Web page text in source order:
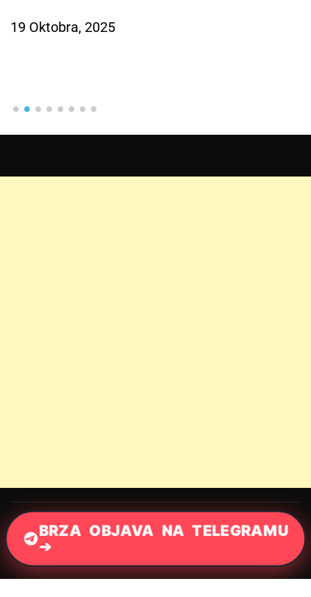
BRZA OBJAVA NA TELEGRAMU
➔
19 Oktobra, 2025